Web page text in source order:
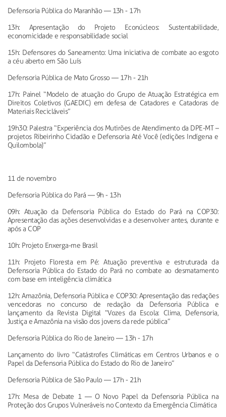
Defensoria Pública do Maranhão—13h - 17h
13h: Apresentação do Projeto Econúcleos: Sustentabilidade,
economicidade e responsabilidade social
15h: Defensores do Saneamento: Uma iniciativa de combate ao esgoto
a céu aberto em São Luís
Defensoria Pública de Mato Grosso—17h - 21h
17h: Painel “Modelo de atuação do Grupo de Atuação Estratégica em
Direitos Coletivos (GAEDIC) em defesa de Catadores e Catadoras de
Materiais Recicláveis”
19h30: Palestra “Experiência dos Mutirões de Atendimento da DPE-MT–
projetos Ribeirinho Cidadão e Defensoria Até Você (edições Indígena e
Quilombola)”
11 de novembro
Defensoria Pública do Pará —9h - 13h
09h: Atuação da Defensoria Pública do Estado do Pará na COP30:
Apresentação das ações desenvolvidas e a desenvolver antes, durante e
após a COP
10h: Projeto Enxerga-me Brasil
11h: Projeto Floresta em Pé: Atuação preventiva e estruturada da
Defensoria Pública do Estado do Pará no combate ao desmatamento
com base em inteligência climática
12h: Amazônia, Defensoria Pública e COP30: Apresentação das redações
vencedoras no concurso de redação da Defensoria Pública e
lançamento da Revista Digital “Vozes da Escola: Clima, Defensoria,
Justiça e Amazônia na visão dos jovens da rede pública”
Defensoria Pública do Rio de Janeiro—13h - 17h
Lançamento do livro “Catástrofes Climáticas em Centros Urbanos e o
Papel da Defensoria Pública do Estado do Rio de Janeiro”
Defensoria Pública de São Paulo—17h - 21h
17h: Mesa de Debate 1 —O Novo Papel da Defensoria Pública na
Proteção dos Grupos Vulneráveis no Contexto da Emergência Climática